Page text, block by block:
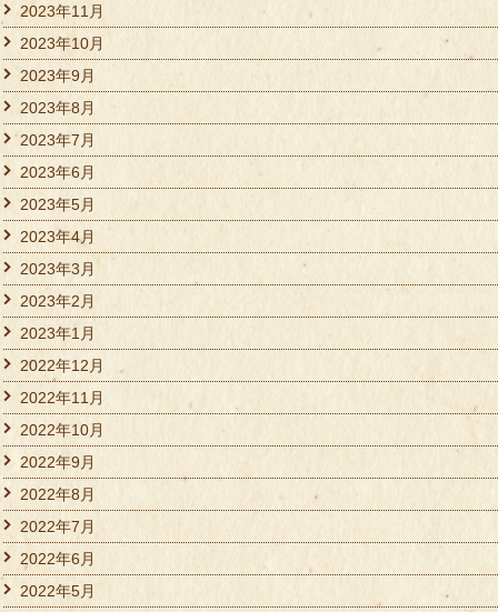
2023年11月
2023年10月
2023年9月
2023年8月
2023年7月
2023年6月
2023年5月
2023年4月
2023年3月
2023年2月
2023年1月
2022年12月
2022年11月
2022年10月
2022年9月
2022年8月
2022年7月
2022年6月
2022年5月